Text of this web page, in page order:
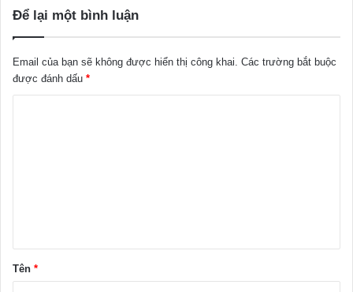
Để lại một bình luận
Email của bạn sẽ không được hiển thị công khai. Các trường bắt buộc
được đánh dấu *
ậ
n
Tên *